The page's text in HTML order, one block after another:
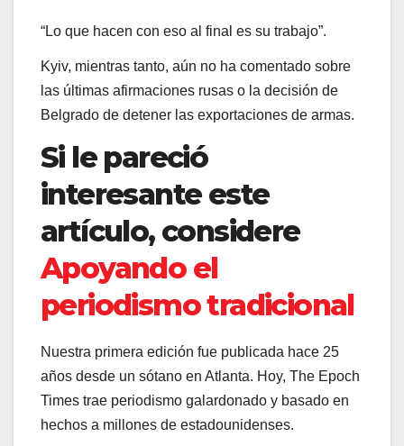
“Lo que hacen con eso al final es su trabajo”.
Kyiv, mientras tanto, aún no ha comentado sobre
las últimas afirmaciones rusas o la decisión de
Belgrado de detener las exportaciones de armas.
Si le pareció
interesante este
artículo, considere
Apoyando el
periodismo tradicional
Nuestra primera edición fue publicada hace 25
años desde un sótano en Atlanta. Hoy, The Epoch
Times trae periodismo galardonado y basado en
hechos a millones de estadounidenses.